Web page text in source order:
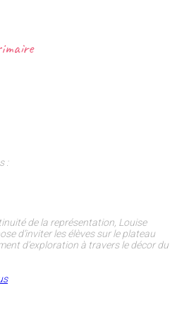
:
de la représentation, Louise
d’inviter les élèves sur le plateau
d’exploration à travers le décor du